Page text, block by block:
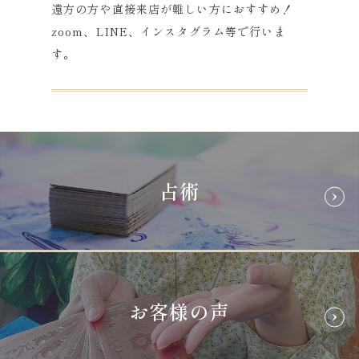
遠方の方や直接来店が難しい方におすすめ！
zoom、LINE、インスタグラム等で行いま
す。
占術
お客様の声